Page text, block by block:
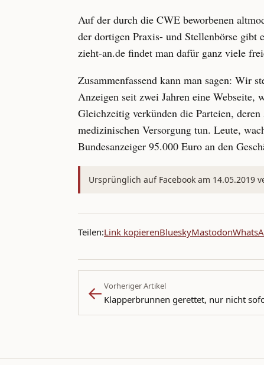
Auf der durch die CWE beworbenen
der dortigen Praxis- und Stellenbörse gibt
zieht-an.de findet man dafür ganz viele
Zusammenfassend kann man sagen: Wir
Anzeigen seit zwei Jahren eine
Gleichzeitig verkünden die Parteien,
medizinischen Versorgung tun. Leute,
Bundesanzeiger 95.000 Euro an den
Ursprünglich auf Facebook am 14.05.2019
Teilen:Link kopierenBlueskyMastodon
← Vorheriger Artikel
Klapperbrunnen gerettet, nur nicht